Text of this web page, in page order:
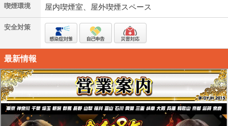
喫煙環境 屋内喫煙室、屋外喫煙スペース
安全対策
最新情報